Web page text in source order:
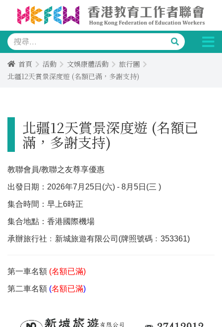
首頁 活動 文娛康體活動
旅行團
北疆12天賞景深度遊 (名額已滿，多謝支持)
北疆12天賞景深度遊 (名額已
滿，多謝支持)
教聯會員/教聯之友尊享優惠
出發日期：2026年7月25日(六) - 8月5日(三 )
集合時間：早上6時正
集合地點：香港國際機場
承辦旅行社﹕新城旅遊有限公司(牌照號碼﹕353361)
第一車名額 (名額已滿)
第二車名額 (名額已滿)